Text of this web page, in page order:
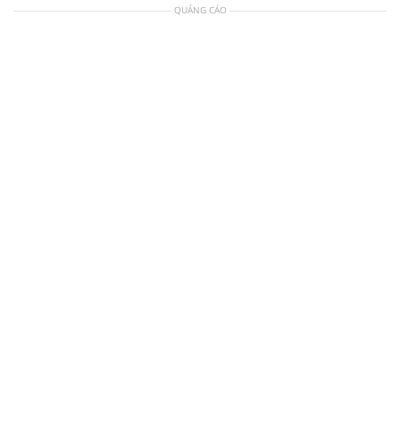
QUẢNG CÁO